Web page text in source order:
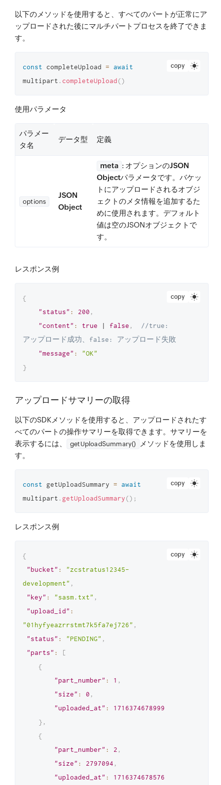
以下のメソッドを使用すると、すべてのパートが正常にア
ップロードされた後にマルチパートプロセスを終了できま
す。
copy
const completeUpload = await
multipart . completeUpload()
使用パラメータ
パラメー
タ名
データ型 定義
options
JSON
Object
meta : オプションのJSON
Objectパラメータです。バケッ
トにアップロードされるオブジ
ェクトのメタ情報を追加するた
めに使用されます。デフォルト
値は空のJSONオブジェクトで
す。
レスポンス例
copy
{
"status" : 200 ,
"content" : true | false ,
//true:
アップロード成功、false: アップロード失敗
"message" :
"OK"
}
アップロードサマリーの取得
以下のSDKメソッドを使用すると、アップロードされたす
べてのパートの操作サマリーを取得できます。サマリーを
表示するには、
getUploadSummary()
メソッドを使用しま
す。
copy
const getUploadSummary = await
multipart . getUploadSummary() ;
レスポンス例
copy
{
"bucket" :
"zcstratus12345-
development" ,
"key" : "sasm.txt" ,
"upload_id" :
"01hyfyeazrrstmt7k5fa7ej726" ,
"status" : "PENDING" ,
"parts" :
[
{
"part_number" : 1 ,
"size" : 0 ,
"uploaded_at" :
1716374678999
} ,
{
"part_number" : 2 ,
"size" : 2797094 ,
"uploaded_at" : 1716374678576